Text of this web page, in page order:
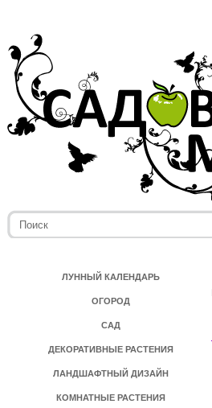
ЛУННЫЙ КАЛЕНДАРЬ
ОГОРОД
САД
ДЕКОРАТИВНЫЕ РАСТЕНИЯ
ЛАНДШАФТНЫЙ ДИЗАЙН
КОМНАТНЫЕ РАСТЕНИЯ